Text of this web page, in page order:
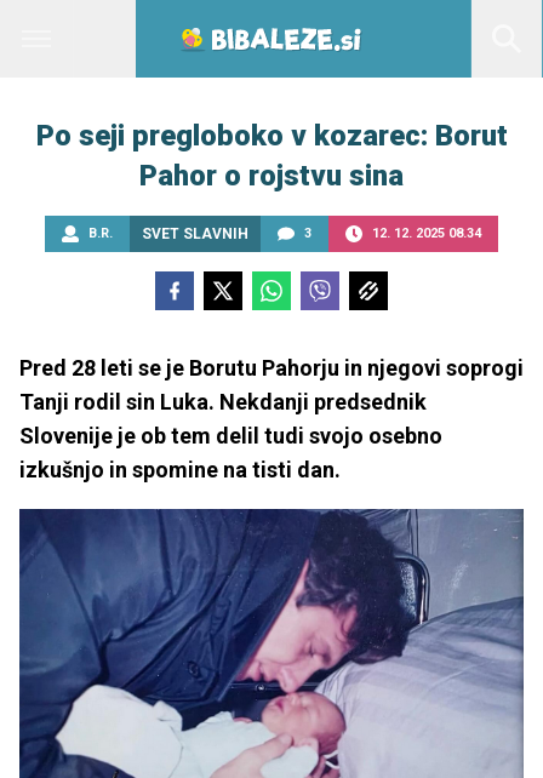
Po seji pregloboko v kozarec: Borut
Pahor o rojstvu sina
B.R. SVET SLAVNIH 3 12. 12. 2025 08.34
Pred 28 leti se je Borutu Pahorju in njegovi soprogi
Tanji rodil sin Luka. Nekdanji predsednik
Slovenije je ob tem delil tudi svojo osebno
izkušnjo in spomine na tisti dan.